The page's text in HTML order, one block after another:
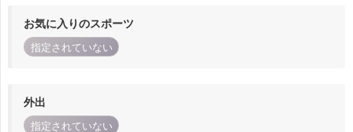
お気に入りのスポーツ
指定されていない
外出
指定されていない